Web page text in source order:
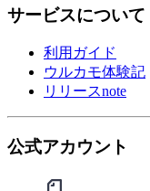
サービスについて
利用ガイド
ウルカモ体験記
リリースnote
公式アカウント